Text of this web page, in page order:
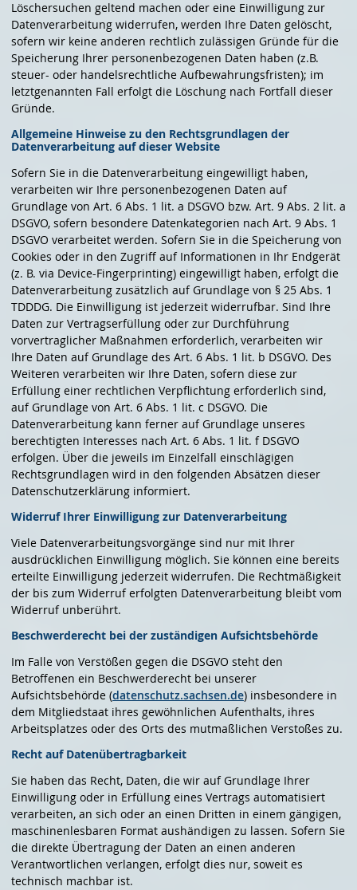
Löschersuchen geltend machen oder eine Einwilligung zur
Datenverarbeitung widerrufen, werden Ihre Daten gelöscht,
sofern wir keine anderen rechtlich zulässigen Gründe für die
Speicherung Ihrer personenbezogenen Daten haben (z.B.
steuer- oder handelsrechtliche Aufbewahrungsfristen); im
letztgenannten Fall erfolgt die Löschung nach Fortfall dieser
Gründe.
Allgemeine Hinweise zu den Rechtsgrundlagen der
Datenverarbeitung auf dieser Website
Sofern Sie in die Datenverarbeitung eingewilligt haben,
verarbeiten wir Ihre personenbezogenen Daten auf
Grundlage von Art. 6 Abs. 1 lit. a DSGVO bzw. Art. 9 Abs. 2 lit. a
DSGVO, sofern besondere Datenkategorien nach Art. 9 Abs. 1
DSGVO verarbeitet werden. Sofern Sie in die Speicherung von
Cookies oder in den Zugriff auf Informationen in Ihr Endgerät
(z. B. via Device-Fingerprinting) eingewilligt haben, erfolgt die
Datenverarbeitung zusätzlich auf Grundlage von § 25 Abs. 1
TDDDG. Die Einwilligung ist jederzeit widerrufbar. Sind Ihre
Daten zur Vertragserfüllung oder zur Durchführung
vorvertraglicher Maßnahmen erforderlich, verarbeiten wir
Ihre Daten auf Grundlage des Art. 6 Abs. 1 lit. b DSGVO. Des
Weiteren verarbeiten wir Ihre Daten, sofern diese zur
Erfüllung einer rechtlichen Verpflichtung erforderlich sind,
auf Grundlage von Art. 6 Abs. 1 lit. c DSGVO. Die
Datenverarbeitung kann ferner auf Grundlage unseres
berechtigten Interesses nach Art. 6 Abs. 1 lit. f DSGVO
erfolgen. Über die jeweils im Einzelfall einschlägigen
Rechtsgrundlagen wird in den folgenden Absätzen dieser
Datenschutzerklärung informiert.
Widerruf Ihrer Einwilligung zur Datenverarbeitung
Viele Datenverarbeitungsvorgänge sind nur mit Ihrer
ausdrücklichen Einwilligung möglich. Sie können eine bereits
erteilte Einwilligung jederzeit widerrufen. Die Rechtmäßigkeit
der bis zum Widerruf erfolgten Datenverarbeitung bleibt vom
Widerruf unberührt.
Beschwerde­recht bei der zuständigen Aufsichts­behörde
Im Falle von Verstößen gegen die DSGVO steht den
Betroffenen ein Beschwerderecht bei unserer
Aufsichtsbehörde (datenschutz.sachsen.de) insbesondere in
dem Mitgliedstaat ihres gewöhnlichen Aufenthalts, ihres
Arbeitsplatzes oder des Orts des mutmaßlichen Verstoßes zu.
Recht auf Daten­übertrag­barkeit
Sie haben das Recht, Daten, die wir auf Grundlage Ihrer
Einwilligung oder in Erfüllung eines Vertrags automatisiert
verarbeiten, an sich oder an einen Dritten in einem gängigen,
maschinenlesbaren Format aushändigen zu lassen. Sofern Sie
die direkte Übertragung der Daten an einen anderen
Verantwortlichen verlangen, erfolgt dies nur, soweit es
technisch machbar ist.